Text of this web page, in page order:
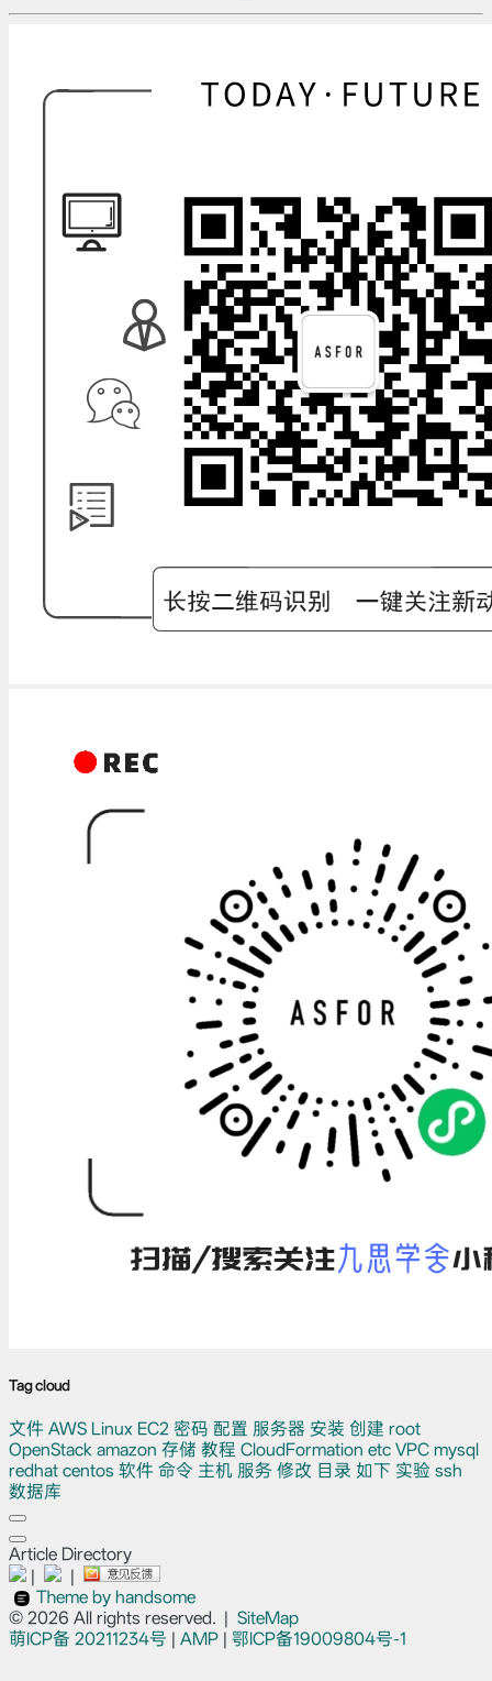
Tag cloud
文件 AWS Linux EC2 密码 配置 服务器 安装 创建 root
OpenStack amazon 存储 教程 CloudFormation etc VPC mysql
redhat centos 软件 命令 主机 服务 修改 目录 如下 实验 ssh
数据库
Article Directory
|
|
Theme by handsome
© 2026 All rights reserved. | SiteMap
萌ICP备 20211234号 | AMP | 鄂ICP备19009804号-1